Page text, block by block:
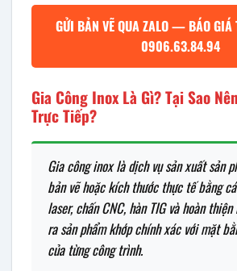
GỬI BẢN VẼ QUA ZALO — BÁO GIÁ
0906.63.84.94
Gia Công Inox Là Gì? Tại Sao
Trực Tiếp?
Gia công inox là dịch vụ sản xuất sản
bản vẽ hoặc kích thước thực tế bằng
laser, chấn CNC, hàn TIG và hoàn
ra sản phẩm khớp chính xác với mặt
của từng công trình.